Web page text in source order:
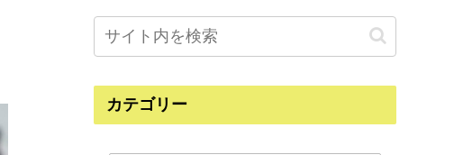
カテゴリー